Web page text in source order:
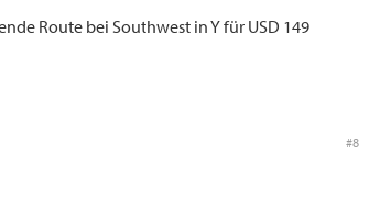
Route bei Southwest in Y für USD 149
#8